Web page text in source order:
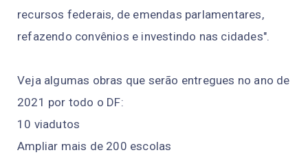
recursos federais, de emendas parlamentares,
refazendo convênios e investindo nas cidades".
Veja algumas obras que serão entregues no ano de
2021 por todo o DF:
10 viadutos
Ampliar mais de 200 escolas